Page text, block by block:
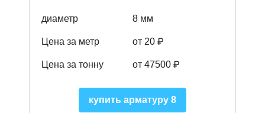
диаметр 8 мм
Цена за метр от 20 ₽
Цена за тонну от 47500 ₽
купить арматуру 8